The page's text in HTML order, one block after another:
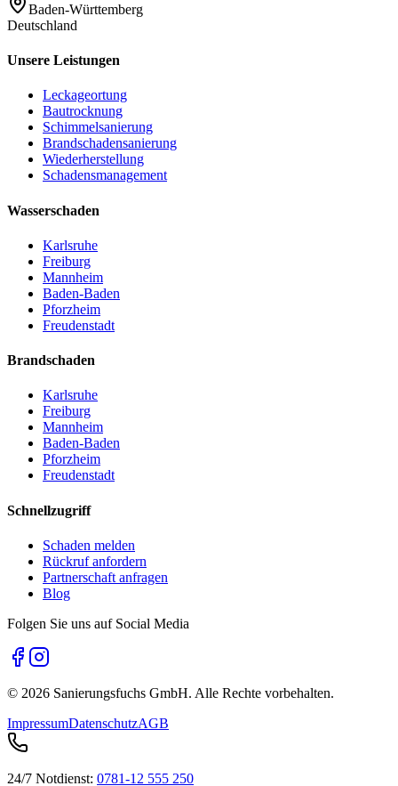
Baden-Württemberg
Deutschland
Unsere Leistungen
Leckageortung
Bautrocknung
Schimmelsanierung
Brandschadensanierung
Wiederherstellung
Schadensmanagement
Wasserschaden
Karlsruhe
Freiburg
Mannheim
Baden-Baden
Pforzheim
Freudenstadt
Brandschaden
Karlsruhe
Freiburg
Mannheim
Baden-Baden
Pforzheim
Freudenstadt
Schnellzugriff
Schaden melden
Rückruf anfordern
Partnerschaft anfragen
Blog
Folgen Sie uns auf Social Media
© 2026 Sanierungsfuchs GmbH. Alle Rechte vorbehalten.
ImpressumDatenschutzAGB
24/7 Notdienst: 0781-12 555 250